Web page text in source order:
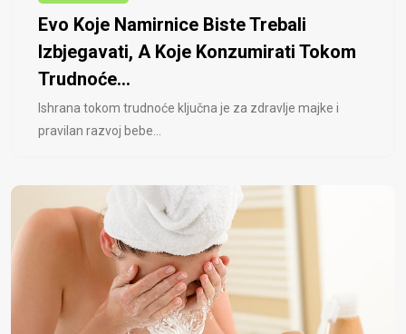
Evo Koje Namirnice Biste Trebali
Izbjegavati, A Koje Konzumirati Tokom
Trudnoće...
Ishrana tokom trudnoće ključna je za zdravlje majke i
pravilan razvoj bebe...